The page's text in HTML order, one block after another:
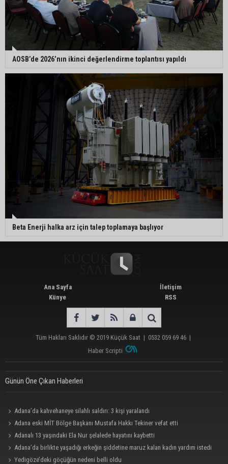
AOSB’de 2026’nın ikinci değerlendirme toplantısı yapıldı
Beta Enerji halka arz için talep toplamaya başlıyor
Ana Sayfa
Künye
İletişim
RSS
Tüm Hakları Saklıdır © 2019 Küçük Saat | 0532 059 69 46 |
Haber Scripti
Günün Öne Çıkan Haberleri
Adana’da kahvehaneye silahlı saldırı: 3 kişi yaralandı
Adana eski MİT Bölge Başkanı Mustafa Hakkı Tekiner vefat etti
Adanalı 13 yaşındaki Ela Nur şelalede hayatını kaybetti
Adana’da birlikte yaşadığı erkeğin şiddetine maruz kalan kadın yardım istedi
Yedigöze’deki göçüğün nedeni belli oldu